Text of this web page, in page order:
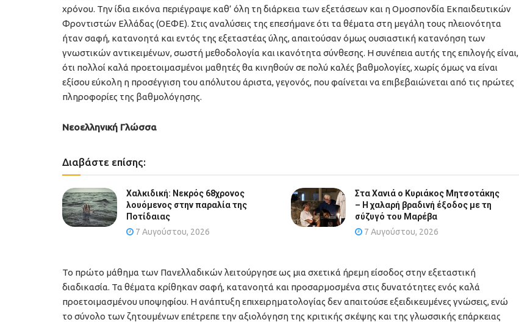
χρόνου. Την ίδια εικόνα περιέγραψε καθ’ όλη τη διάρκεια των εξετάσεων και η Ομοσπονδία Εκπαιδευτικών
Φροντιστών Ελλάδας (ΟΕΦΕ). Στις αναλύσεις της επεσήμανε ότι τα θέματα στη μεγάλη τους πλειονότητα
ήταν σαφή, κατανοητά και εντός της εξεταστέας ύλης, απαιτούσαν όμως ουσιαστική κατανόηση των
γνωστικών αντικειμένων, σωστή μεθοδολογία και ικανότητα σύνθεσης. Η συνέπεια αυτής της επιλογής είναι,
ότι πολλοί καλά προετοιμασμένοι μαθητές θα κινηθούν σε πολύ καλές βαθμολογίες, χωρίς όμως να είναι
εξίσου εύκολη η προσέγγιση του απόλυτου άριστα, γεγονός, που φαίνεται να επιβεβαιώνεται από τις πρώτες
πληροφορίες της βαθμολόγησης.
Νεοελληνική Γλώσσα
Διαβάστε επίσης:
Χαλκιδική: Νεκρός 68χρονος
λουόμενος στην παραλία της
Ποτίδαιας
7 Αυγούστου, 2026
Στα Χανιά ο Κυριάκος Μητσοτάκης
– Η χαλαρή βραδινή έξοδος με τη
σύζυγό του Μαρέβα
7 Αυγούστου, 2026
Το πρώτο μάθημα των Πανελλαδικών λειτούργησε ως μια σχετικά ήρεμη είσοδος στην εξεταστική
διαδικασία. Τα θέματα κρίθηκαν σαφή, κατανοητά και προσαρμοσμένα στις δυνατότητες ενός καλά
προετοιμασμένου υποψηφίου. Η ανάπτυξη επιχειρηματολογίας δεν απαιτούσε εξειδικευμένες γνώσεις, ενώ
το σύνολο των ζητουμένων επέτρεπε την αξιολόγηση της κριτικής σκέψης και της γλωσσικής επάρκειας